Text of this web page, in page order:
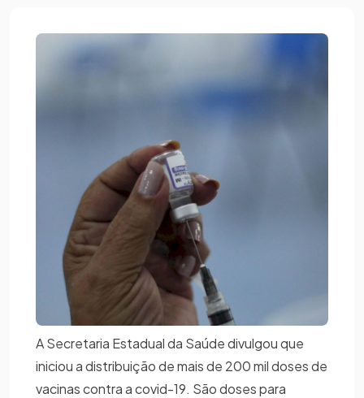
A Secretaria Estadual da Saúde divulgou que
iniciou a distribuição de mais de 200 mil doses de
vacinas contra a covid-19. São doses para